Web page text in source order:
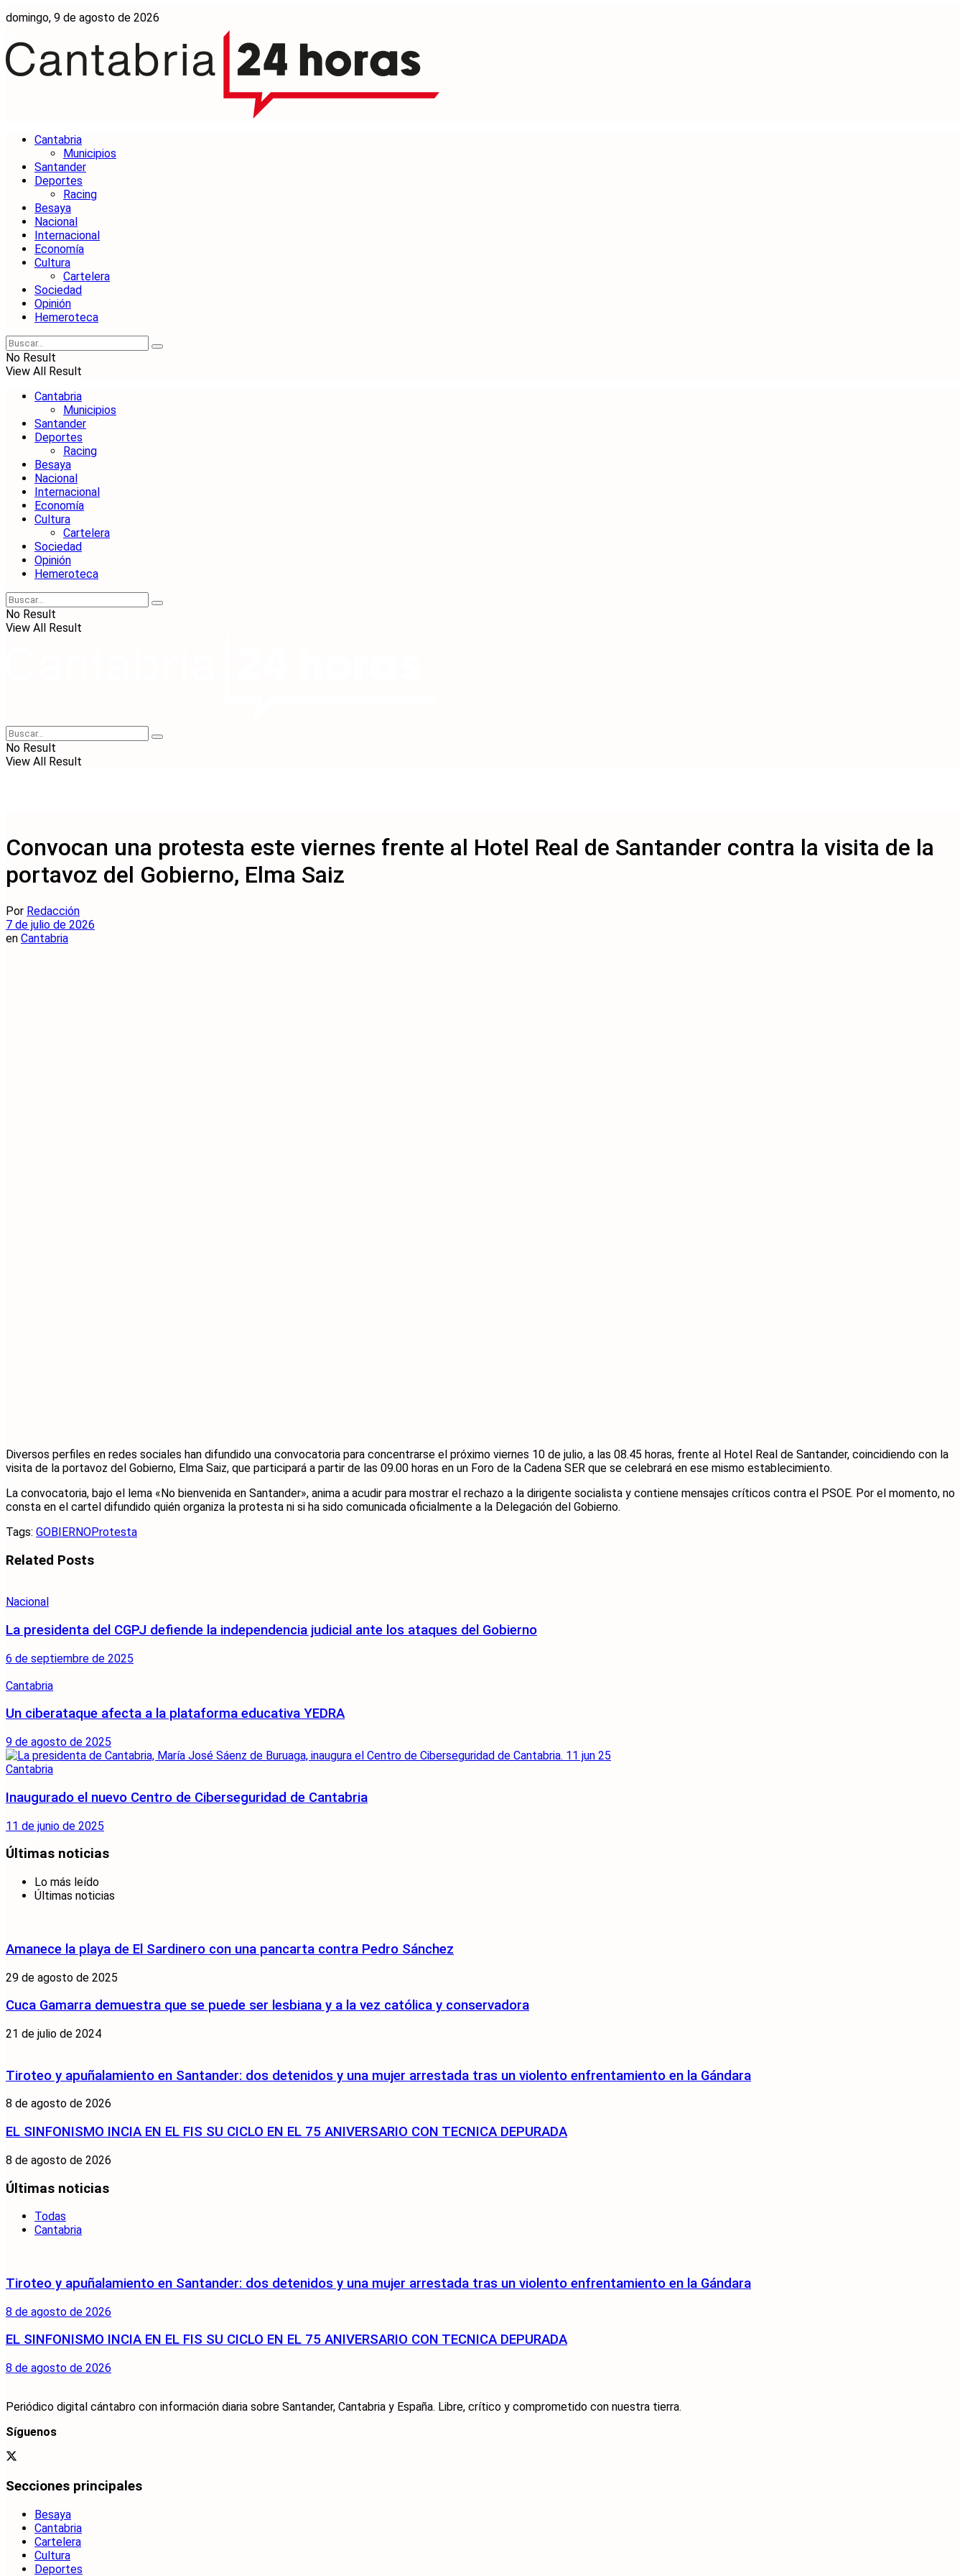
domingo, 9 de agosto de 2026
Cantabria
Municipios
Santander
Deportes
Racing
Besaya
Nacional
Internacional
Economía
Cultura
Cartelera
Sociedad
Opinión
Hemeroteca
No Result
View All Result
Cantabria
Municipios
Santander
Deportes
Racing
Besaya
Nacional
Internacional
Economía
Cultura
Cartelera
Sociedad
Opinión
Hemeroteca
No Result
View All Result
No Result
View All Result
Convocan una protesta este viernes frente al Hotel Real de Santander contra la visita de la
portavoz del Gobierno, Elma Saiz
Por Redacción
7 de julio de 2026
en Cantabria
Diversos perfiles en redes sociales han difundido una convocatoria para concentrarse el próximo viernes 10 de julio, a las 08.45 horas, frente al Hotel Real de Santander, coincidiendo con la
visita de la portavoz del Gobierno, Elma Saiz, que participará a partir de las 09.00 horas en un Foro de la Cadena SER que se celebrará en ese mismo establecimiento.
La convocatoria, bajo el lema «No bienvenida en Santander», anima a acudir para mostrar el rechazo a la dirigente socialista y contiene mensajes críticos contra el PSOE. Por el momento, no
consta en el cartel difundido quién organiza la protesta ni si ha sido comunicada oficialmente a la Delegación del Gobierno.
Tags: GOBIERNOProtesta
Related Posts
Nacional
La presidenta del CGPJ defiende la independencia judicial ante los ataques del Gobierno
6 de septiembre de 2025
Cantabria
Un ciberataque afecta a la plataforma educativa YEDRA
9 de agosto de 2025
Cantabria
Inaugurado el nuevo Centro de Ciberseguridad de Cantabria
11 de junio de 2025
Últimas noticias
Lo más leído
Últimas noticias
Amanece la playa de El Sardinero con una pancarta contra Pedro Sánchez
29 de agosto de 2025
Cuca Gamarra demuestra que se puede ser lesbiana y a la vez católica y conservadora
21 de julio de 2024
Tiroteo y apuñalamiento en Santander: dos detenidos y una mujer arrestada tras un violento enfrentamiento en la Gándara
8 de agosto de 2026
EL SINFONISMO INCIA EN EL FIS SU CICLO EN EL 75 ANIVERSARIO CON TECNICA DEPURADA
8 de agosto de 2026
Últimas noticias
Todas
Cantabria
Tiroteo y apuñalamiento en Santander: dos detenidos y una mujer arrestada tras un violento enfrentamiento en la Gándara
8 de agosto de 2026
EL SINFONISMO INCIA EN EL FIS SU CICLO EN EL 75 ANIVERSARIO CON TECNICA DEPURADA
8 de agosto de 2026
Periódico digital cántabro con información diaria sobre Santander, Cantabria y España. Libre, crítico y comprometido con nuestra tierra.
Síguenos
Secciones principales
Besaya
Cantabria
Cartelera
Cultura
Deportes